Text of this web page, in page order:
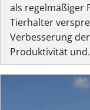
als regelmäßiger
Tierhalter
Verbesserung
Produktivität